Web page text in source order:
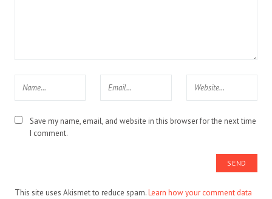
Save my name, email, and website in this browser for the next time
I comment.
This site uses Akismet to reduce spam.Learn how your comment data